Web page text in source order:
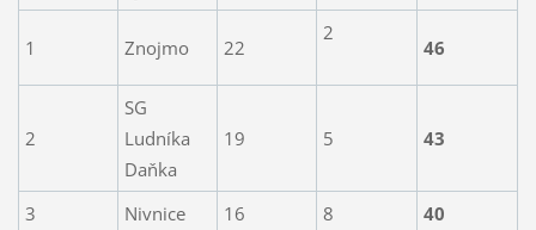
1 Znojmo 22
2
46
2
SG
Ludníka
Daňka
19 5 43
3 Nivnice 16 8 40